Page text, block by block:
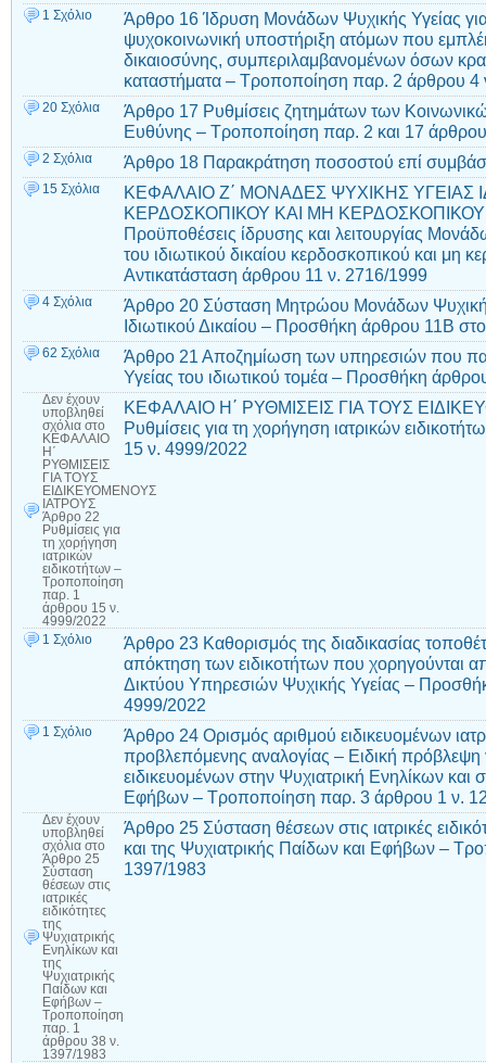
1 Σχόλιο
Άρθρο 16 Ίδρυση Μονάδων Ψυχικής Υγείας για
ψυχοκοινωνική υποστήριξη ατόμων που
δικαιοσύνης, συμπεριλαμβανομένων όσων
καταστήματα – Τροποποίηση παρ. 2 άρθρου 4
20 Σχόλια
Άρθρο 17 Ρυθμίσεις ζητημάτων των
Ευθύνης – Τροποποίηση παρ. 2 και 17
2 Σχόλια Άρθρο 18 Παρακράτηση ποσοστού επί
15 Σχόλια
ΚΕΦΑΛΑΙΟ Ζ΄ ΜΟΝΑΔΕΣ ΨΥΧΙΚΗΣ ΥΓΕΙΑΣ
ΚΕΡΔΟΣΚΟΠΙΚΟΥ ΚΑΙ ΜΗ
Προϋποθέσεις ίδρυσης και λειτουργίας
του ιδιωτικού δικαίου κερδοσκοπικού και μη
Αντικατάσταση άρθρου 11 ν. 2716/1999
4 Σχόλια
Άρθρο 20 Σύσταση Μητρώου Μονάδων
Ιδιωτικού Δικαίου – Προσθήκη άρθρου 11Β
62 Σχόλια
Άρθρο 21 Αποζημίωση των υπηρεσιών που
Υγείας του ιδιωτικού τομέα – Προσθήκη
Δεν έχουν
υποβληθεί
σχόλια στο
ΚΕΦΑΛΑΙΟ
Η΄
ΡΥΘΜΙΣΕΙΣ
ΓΙΑ ΤΟΥΣ
ΕΙΔΙΚΕΥΟΜΕΝΟΥΣ
ΙΑΤΡΟΥΣ
Άρθρο 22
Ρυθμίσεις για
τη χορήγηση
ιατρικών
ειδικοτήτων –
Τροποποίηση
παρ. 1
άρθρου 15 ν.
4999/2022
ΚΕΦΑΛΑΙΟ Η΄ ΡΥΘΜΙΣΕΙΣ ΓΙΑ ΤΟΥΣ
Ρυθμίσεις για τη χορήγηση ιατρικών
15 ν. 4999/2022
1 Σχόλιο
Άρθρο 23 Καθορισμός της διαδικασίας
απόκτηση των ειδικοτήτων που χορηγούνται
Δικτύου Υπηρεσιών Ψυχικής Υγείας –
4999/2022
1 Σχόλιο
Άρθρο 24 Ορισμός αριθμού ειδικευομένων
προβλεπόμενης αναλογίας – Ειδική πρόβλεψη
ειδικευομένων στην Ψυχιατρική Ενηλίκων και
Εφήβων – Τροποποίηση παρ. 3 άρθρου 1 ν.
Δεν έχουν
υποβληθεί
σχόλια στο
Άρθρο 25
Σύσταση
θέσεων στις
ιατρικές
ειδικότητες
της
Ψυχιατρικής
Ενηλίκων και
της
Ψυχιατρικής
Παίδων και
Εφήβων –
Τροποποίηση
παρ. 1
άρθρου 38 ν.
1397/1983
Άρθρο 25 Σύσταση θέσεων στις ιατρικές
και της Ψυχιατρικής Παίδων και Εφήβων –
1397/1983